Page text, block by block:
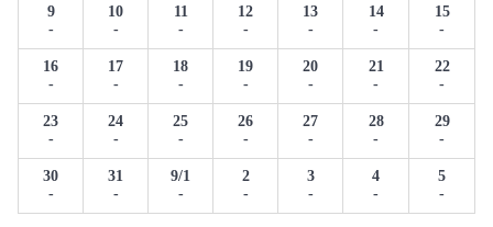
9
-
10
-
11
-
12
-
13
-
14
-
15
-
16
-
17
-
18
-
19
-
20
-
21
-
22
-
23
-
24
-
25
-
26
-
27
-
28
-
29
-
30
-
31
-
9/1
-
2
-
3
-
4
-
5
-